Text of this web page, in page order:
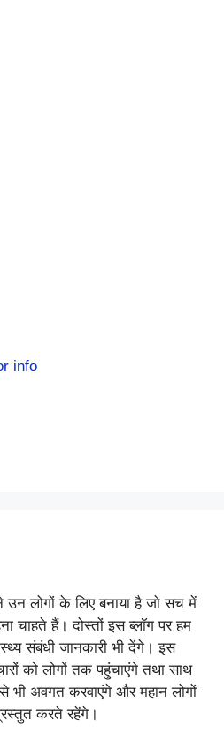
info
लोगों के लिए बनाया है जो सच में
हैं। दोस्तों इस ब्लॉग पर हम
संबंधी जानकारी भी देंगे। इस
को लोगों तक पहुंचाएंगे तथा साथ
भी अवगत करवाएंगे और महान लोगों
करते रहेंगे।